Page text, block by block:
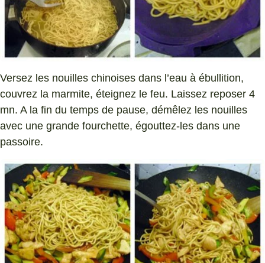
Versez les nouilles chinoises dans l’eau à ébullition,
couvrez la marmite, éteignez le feu. Laissez reposer 4
mn. A la fin du temps de pause, démêlez les nouilles
avec une grande fourchette, égouttez-les dans une
passoire.